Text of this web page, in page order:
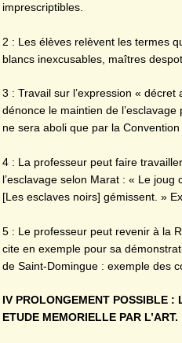
imprescriptibles.
2 : Les élèves relèvent les termes
blancs inexcusables, maîtres
3 : Travail sur l’expression «
dénonce le maintien de l’esclavage
ne sera aboli que par la
4 : La professeur peut faire
l’esclavage selon Marat : « Le
[Les esclaves noirs] gémissent. »
5 : Le professeur peut revenir à la
cite en exemple pour sa
de Saint-Domingue : exemple des
IV PROLONGEMENT POSSIBLE :
ETUDE MEMORIELLE PAR L’ART.